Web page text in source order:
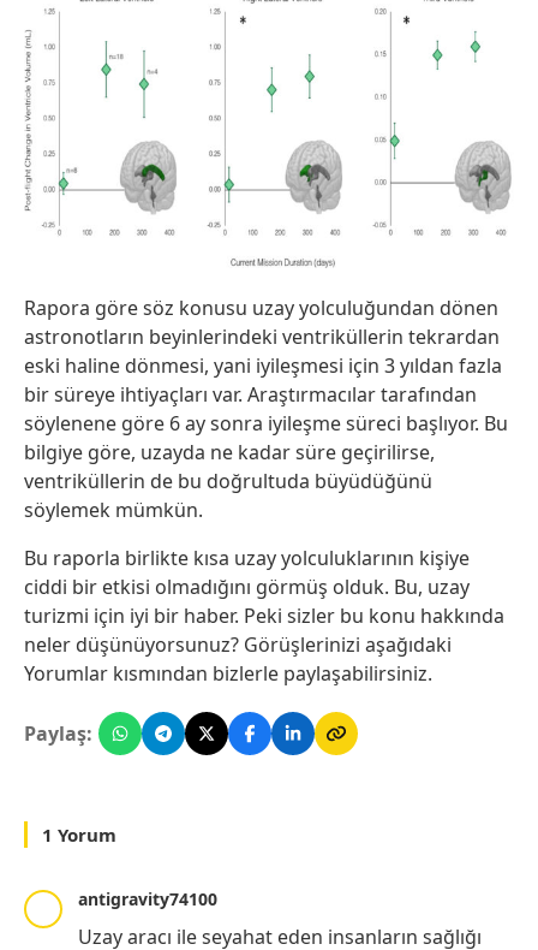
Rapora göre söz konusu uzay yolculuğundan dönen
astronotların beyinlerindeki ventriküllerin tekrardan
eski haline dönmesi, yani iyileşmesi için 3 yıldan fazla
bir süreye ihtiyaçları var. Araştırmacılar tarafından
söylenene göre 6 ay sonra iyileşme süreci başlıyor. Bu
bilgiye göre, uzayda ne kadar süre geçirilirse,
ventriküllerin de bu doğrultuda büyüdüğünü
söylemek mümkün.
Bu raporla birlikte kısa uzay yolculuklarının kişiye
ciddi bir etkisi olmadığını görmüş olduk. Bu, uzay
turizmi için iyi bir haber. Peki sizler bu konu hakkında
neler düşünüyorsunuz? Görüşlerinizi aşağıdaki
Yorumlar kısmından bizlerle paylaşabilirsiniz.
Paylaş:
1 Yorum
antigravity74100
Uzay aracı ile seyahat eden insanların sağlığı